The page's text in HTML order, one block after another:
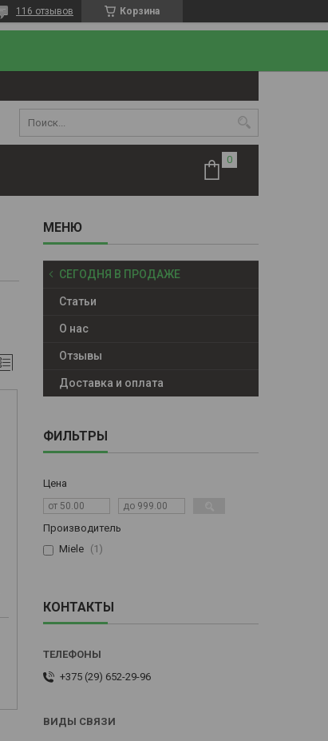
Корзина
116 отзывов
СЕГОДНЯ В ПРОДАЖЕ
Статьи
О нас
Отзывы
Доставка и оплата
ФИЛЬТРЫ
Цена
Производитель
Miele
1
КОНТАКТЫ
+375 (29) 652-29-96